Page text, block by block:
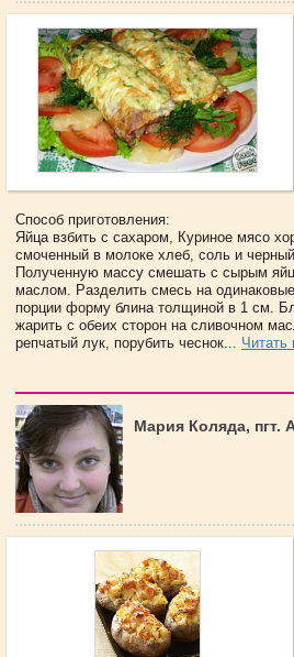
Способ приготовления:
Яйца взбить с сахаром, Куриное мясо
смоченный в молоке хлеб, соль и
Полученную массу смешать с сырым
маслом. Разделить смесь на
порции форму блина толщиной в 1 см.
жарить с обеих сторон на сливочном
репчатый лук, порубить чеснок... Читать
Мария Коляда, пгт.